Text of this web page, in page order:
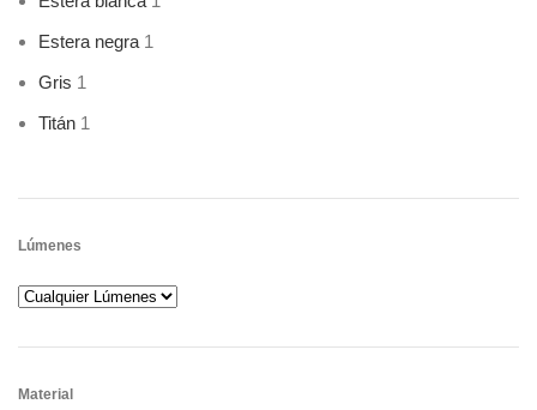
Estera negra 1
Gris 1
Titán 1
Lúmenes
Material